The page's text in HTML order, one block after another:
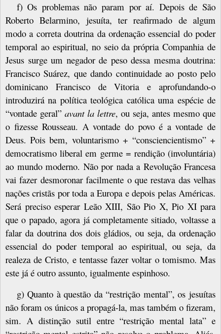
f) Os problemas não param por aí. Depois de São
Roberto Belarmino, jesuíta, ter reafirmado de algum
modo a correta doutrina da ordenação essencial do poder
temporal ao espiritual, no seio da própria Companhia de
Jesus surge um negador de peso dessa mesma doutrina:
Francisco Suárez, que dando continuidade ao posto pelo
dominicano Francisco de Vitoria e aprofundando-o
introduzirá na política teológica católica uma espécie de
“vontade geral” avant la lettre, ou seja, antes mesmo que
o fizesse Rousseau. A vontade do povo é a vontade de
Deus. Pois bem, voluntarismo + “consciencientismo” +
democratismo liberal em germe = rendição (involuntária)
ao mundo moderno. Não por nada a Revolução Francesa
vai fazer desmoronar facilmente o que restava das velhas
nações cristãs por toda a Europa e depois pelas Américas.
Será preciso esperar Leão XIII, São Pio X, Pio XI para
que o papado, agora já completamente sitiado, voltasse a
falar da doutrina dos dois gládios, ou seja, da ordenação
essencial do poder temporal ao espiritual, ou seja, da
realeza de Cristo, e tentasse fazer voltar o tomismo. Mas
este já é outro assunto, igualmente espinhoso.
g) Quanto à questão da “restrição mental”, os jesuítas
não foram os únicos a propagá-la, mas também o fizeram,
sim. A distinção sutil entre “restrição mental lata” e